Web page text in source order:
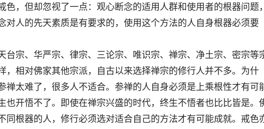
，但却忽视了一点：观心断念的适用人群和使用者的根器问题，
对人的先天素质是有要求的，使用这个方法的人自身根器必须要
台宗、华严宗、律宗、三论宗、唯识宗、禅宗、净土宗、密宗等
，相对佛家其他宗派，自古以来选择禅宗的修行人并不多。为什
禅太难了，很多人不适合。参禅的人自身必须是上乘根性才有可
也开悟不了。即使在禅宗兴盛的时代，终生不悟者也比比皆是。
同根器的人，修行必须选对适合自己的方法才有可能成就。戒色